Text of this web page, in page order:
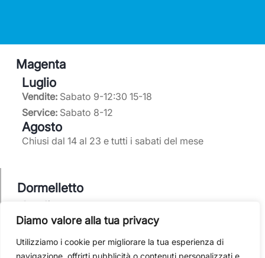
Diamo valore alla tua privacy
Utilizziamo i cookie per migliorare la tua esperienza di
navigazione, offrirti pubblicità o contenuti personalizzati e
Service ufficiale Mercedes-Benz
Concessionario ufficiale Subaru
Service partner Volkswagen
Dormelletto (NO) - Corso Cavour 106
Magenta
Luglio
Vendite: Sabato 9-12:30 15-18
Service: Sabato 8-12
Agosto
Chiusi dal 14 al 23 e tutti i sabati del mese
Dormelletto
Luglio
Vendite:Sabato 9-12:30 15-17:30
Elitbike
: Sabato 9-12:30 e pomeriggio su
appuntamento